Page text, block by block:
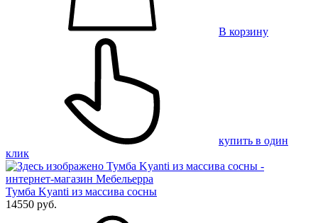
В корзину
купить в один
клик
Тумба Kyanti из массива сосны
14550 руб.